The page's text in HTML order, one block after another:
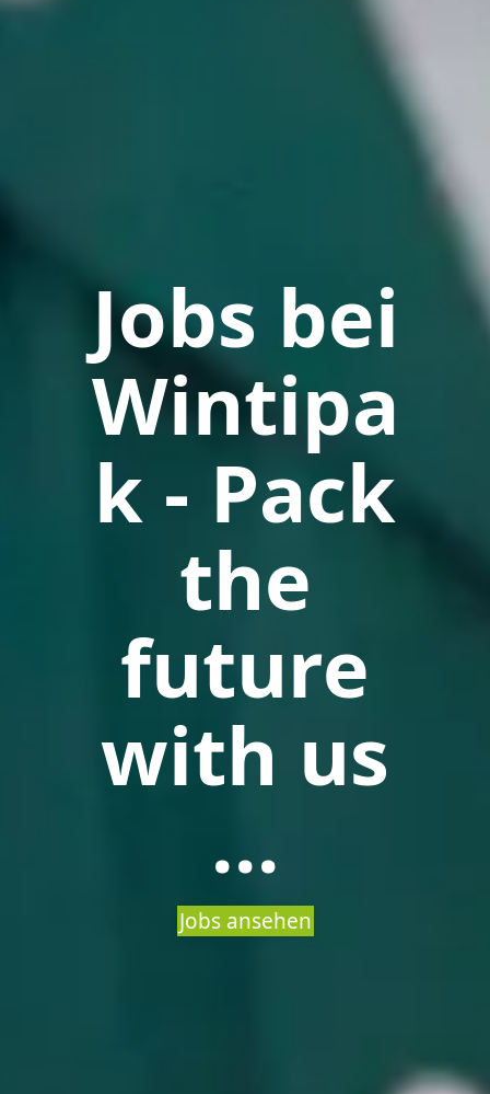
Jobs bei
Wintipa
k - Pack
the
future
with us
...
Jobs ansehen